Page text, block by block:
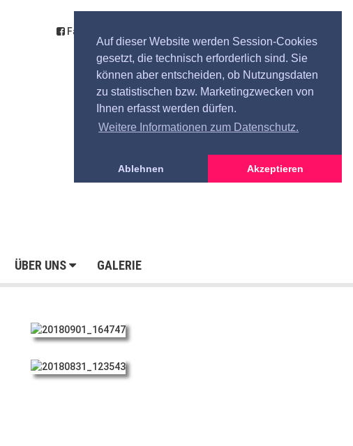
Auf dieser Website werden Session-Cookies
gesetzt, die technisch erforderlich sind. Sie
können aber entscheiden, ob Nutzungsdaten
zu statistischen bzw. Marketingzwecken von
Ihnen erfasst werden dürfen.
Weitere Informationen zum Datenschutz.
Ablehnen Akzeptieren
Facebook
ÜBER UNS GALERIE